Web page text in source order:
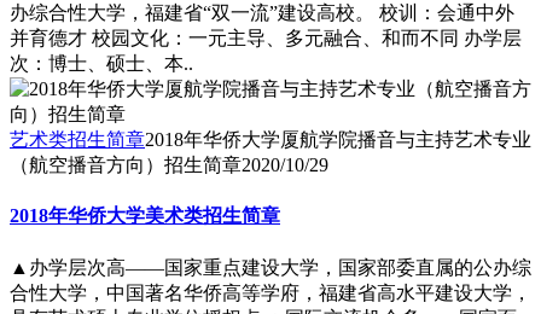
办综合性大学，福建省“双一流”建设高校。 校训：会通中外
并育德才 校园文化：一元主导、多元融合、和而不同 办学层
次：博士、硕士、本..
艺术类招生简章2018年华侨大学厦航学院播音与主持艺术专业
（航空播音方向）招生简章2020/10/29
2018年华侨大学美术类招生简章
▲办学层次高――国家重点建设大学，国家部委直属的公办综
合性大学，中国著名华侨高等学府，福建省高水平建设大学，